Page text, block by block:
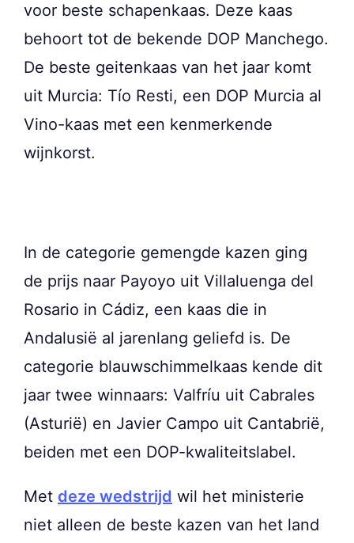
voor beste schapenkaas. Deze kaas
behoort tot de bekende DOP Manchego.
De beste geitenkaas van het jaar komt
uit Murcia: Tío Resti, een DOP Murcia al
Vino-kaas met een kenmerkende
wijnkorst.
In de categorie gemengde kazen ging
de prijs naar Payoyo uit Villaluenga del
Rosario in Cádiz, een kaas die in
Andalusië al jarenlang geliefd is. De
categorie blauwschimmelkaas kende dit
jaar twee winnaars: Valfríu uit Cabrales
(Asturië) en Javier Campo uit Cantabrië,
beiden met een DOP-kwaliteitslabel.
Met deze wedstrijd wil het ministerie
niet alleen de beste kazen van het land